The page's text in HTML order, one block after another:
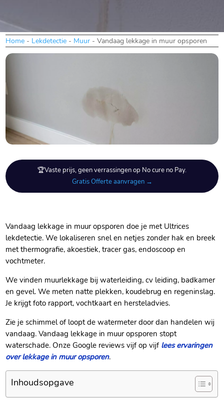
Home - Lekdetectie - Muur -Vandaag lekkage in muur opsporen
🏆Vaste prijs, geen verrassingen op No cure no Pay.
Gratis Offerte aanvragen →
Vandaag lekkage in muur opsporen doe je met Ultrices
lekdetectie.​ We lokaliseren snel en netjes zonder hak en breek
met thermografie, akoestiek, tracer gas, endoscoop en
vochtmeter.​
We vinden muurlekkage bij waterleiding, cv leiding, badkamer
en gevel.​ We meten natte plekken, koudebrug en regeninslag.​
Je krijgt foto rapport, vochtkaart en hersteladvies.​
Zie je schimmel of loopt de watermeter door dan handelen wij
vandaag.​ Vandaag lekkage in muur opsporen stopt
waterschade.​ Onze Google reviews vijf op vijf lees ervaringen
over lekkage in muur opsporen.​
Inhoudsopgave